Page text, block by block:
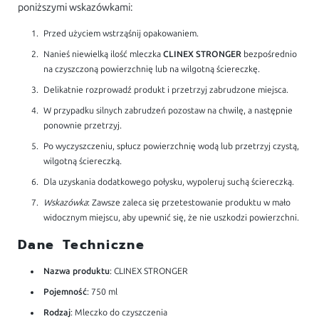
poniższymi wskazówkami:
Przed użyciem wstrząśnij opakowaniem.
Nanieś niewielką ilość mleczkaCLINEX STRONGER bezpośrednio
na czyszczoną powierzchnię lub na wilgotną ściereczkę.
Delikatnie rozprowadź produkt i przetrzyj zabrudzone miejsca.
W przypadku silnych zabrudzeń pozostaw na chwilę, a następnie
ponownie przetrzyj.
Po wyczyszczeniu, spłucz powierzchnię wodą lub przetrzyj czystą,
wilgotną ściereczką.
Dla uzyskania dodatkowego połysku, wypoleruj suchą ściereczką.
Wskazówka: Zawsze zaleca się przetestowanie produktu w mało
widocznym miejscu, aby upewnić się, że nie uszkodzi powierzchni.
Dane Techniczne
Nazwa produktu: CLINEX STRONGER
Pojemność: 750 ml
Rodzaj: Mleczko do czyszczenia